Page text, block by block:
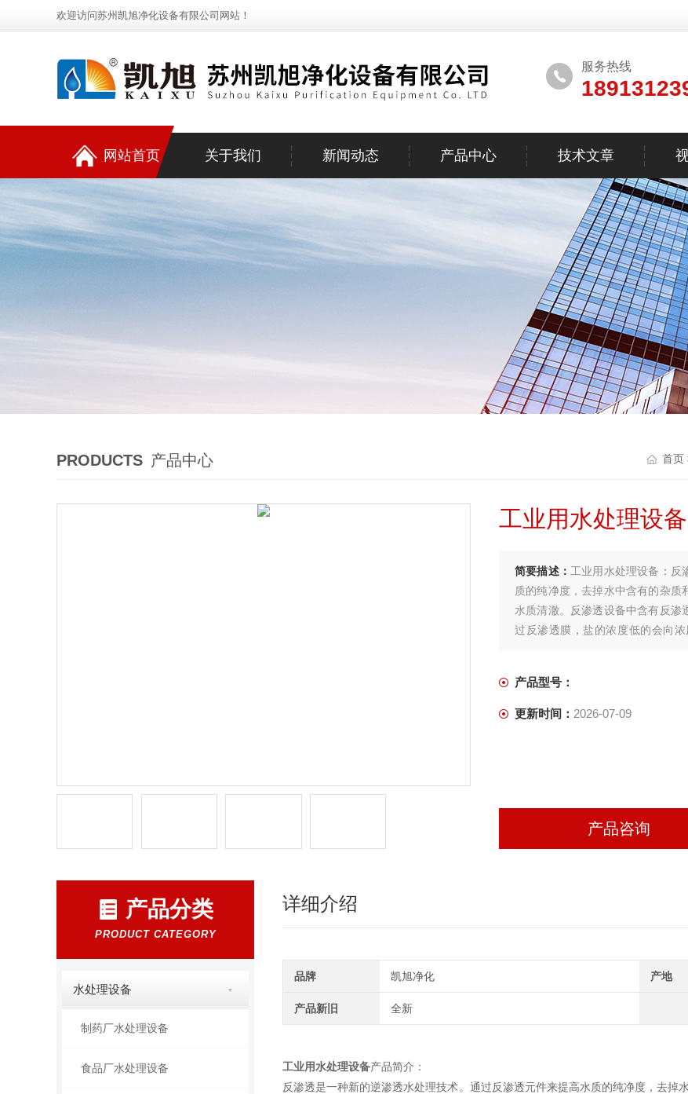
欢迎访问苏州凯旭净化设备有限公司网站！
服务热线
网站首页 关于我们 新闻动态 产品中心 技术文章
PRODUCTS 产品中心 首页
工业用水处理设备
简要描述： 工业用水处理设备：反
质的纯净度，去掉水中含有的杂质
水质清澈。反渗透设备中含有反渗
过反渗透膜，盐的浓度低的会向
产品型号：
更新时间： 2026-07-09
产品咨询
产品分类
PRODUCT CATEGORY
水处理设备
制药厂水处理设备
食品厂水处理设备
详细介绍
品牌 凯旭净化 产地
产品新旧 全新
工业用水处理设备产品简介：
反渗透是一种新的逆渗透水处理技术。通过反渗透元件来提高水质的纯净度，去